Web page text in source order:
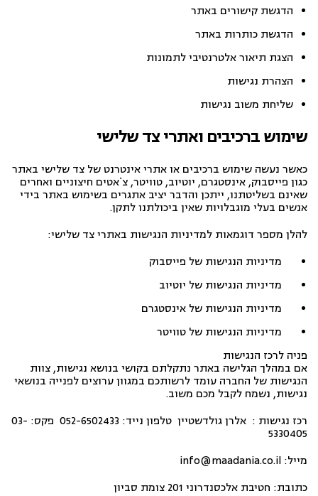
הדגשת קישורים באתר
הדגשת כותרות באתר
הצגת תיאור אלטרנטיבי לתמונות
הצהרת נגישות
שליחת משוב נגישות
שימוש ברכיבים ואתרי צד שלישי
כאשר נעשה שימוש ברכיבים או אתרי אינטרנט של צד שלישי באתר
כגון פייסבוק, אינסטגרם, יוטיוב, טוויטר, צ`אטים חיצוניים ואחרים
שאינם בשליטתנו, ייתכן והדבר יציב אתגרים בשימוש באתר בידי
אנשים בעלי מוגבלויות שאין ביכולתנו לתקן.
להלן מספר דוגמאות למדיניות הנגישות באתרי צד שלישי:
מדיניות הנגישות של פייסבוק
מדיניות הנגישות של יוטיוב
מדיניות הנגישות של אינסטגרם
מדיניות הנגישות של טוויטר
פניה לרכז הנגישות
אם במהלך הגלישה באתר נתקלתם בקושי בנושא נגישות, צוות
הנגישות של החברה עומד לרשותכם במגוון ערוצים לפנייה בנושאי
נגישות, נשמח לקבל מכם משוב.
רכז נגישות : אלרן גולדשטיין טלפון נייד: 052-6502433 פקס: 03-
5330405
מייל: info@maadania.co.il
כתובת: חטיבת אלכסנדרוני 201 צומת סביון